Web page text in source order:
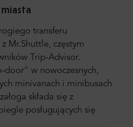
transferu
Mr.Shuttle, częstym
Trip-Advisor.
w nowoczesnych,
minivanach i minibusach
składa się z
posługujących się